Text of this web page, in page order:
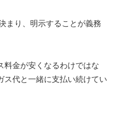
まり、明示することが義務
料金が安くなるわけではな
ス代と一緒に支払い続けてい